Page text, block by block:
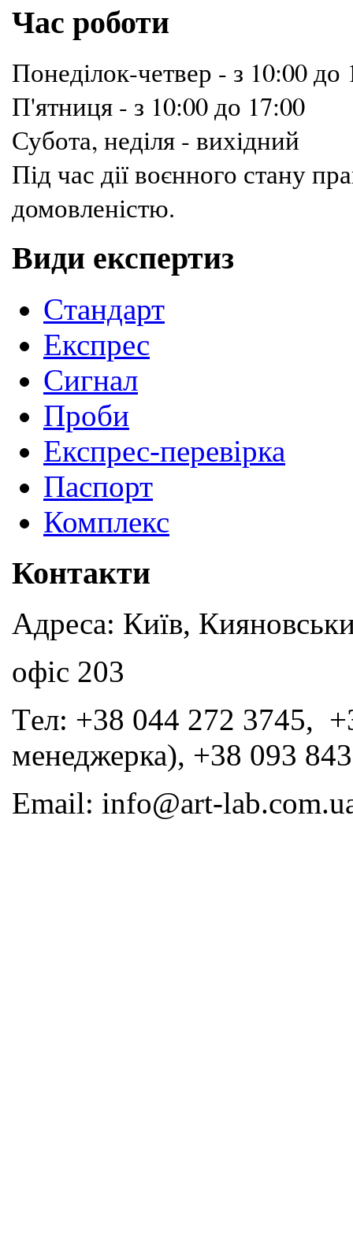
Час роботи
Понеділок-четвер - з 10:00 до
П'ятниця - з 10:00 до 17:00
Субота, неділя - вихідний
Під час дії воєнного стану
домовленістю.
Види експертиз
Cтандарт
Експрес
Сигнал
Проби
Експрес-перевірка
Паспорт
Комплекс
Контакти
Адреса: Київ,
офіс 203
Tел: +38 044 272 3745,
менеджерка), +38 093
Email: info@art-